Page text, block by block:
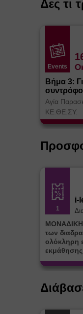
Δες τι
Events
Βήμα 3:
Αγία
ΚΕ.ΘΕ.ΣΥ.
1
i-
ΜΟΝΑΔΙΚΗ
των
ολόκληρη
εκμάθησης